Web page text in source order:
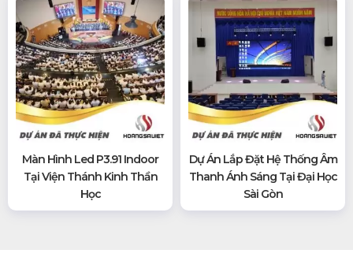
Màn Hình Led P3.91 Indoor
Tại Viện Thánh Kinh Thần
Học
Dự Án Lắp Đặt Hệ Thống Âm
Thanh Ánh Sáng Tại Đại Học
Sài Gòn